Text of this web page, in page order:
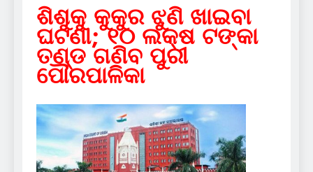
ଶିଶୁକୁ କୁକୁର ଝୁଣି ଖାଇବା
ଘଟଣା; ୧୦ ଲକ୍ଷ ଟଙ୍କା
ତଣ୍ଡ ଗଣିବ ପୁରୀ
ପୌରପାଳିକା